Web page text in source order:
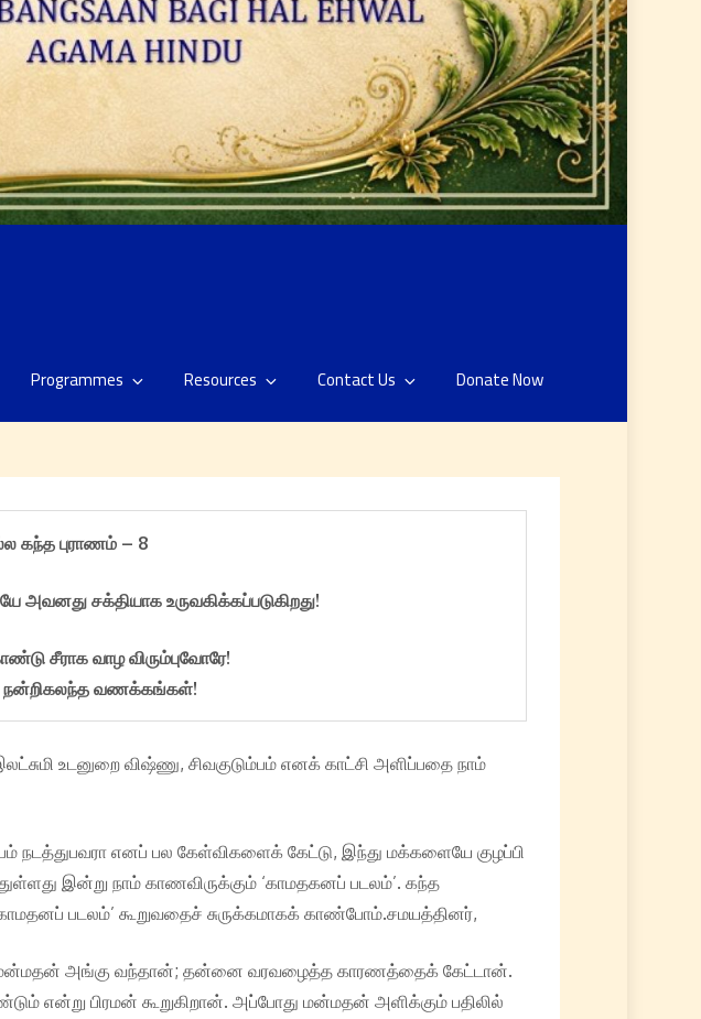
Programmes Resources Contact Us Donate Now
கந்த புராணம் – 8
சக்தியாக உருவகிக்கப்படுகிறது!
சீராக வாழ விரும்புவோரே!
நன்றிகலந்த வணக்கங்கள்!
உடனுறை விஷ்ணு, சிவகுடும்பம் எனக் காட்சி அளிப்பதை நாம்
எனப் பல கேள்விகளைக் கேட்டு, இந்து மக்களையே குழப்பி
இன்று நாம் காணவிருக்கும் ‘காமதகனப் படலம்’. கந்த
படலம்’ கூறுவதைச் சுருக்கமாகக் காண்போம்.சமயத்தினர்,
அங்கு வந்தான்; தன்னை வரவழைத்த காரணத்தைக் கேட்டான்.
என்று பிரமன் கூறுகிறான். அப்போது மன்மதன் அளிக்கும் பதிலில்